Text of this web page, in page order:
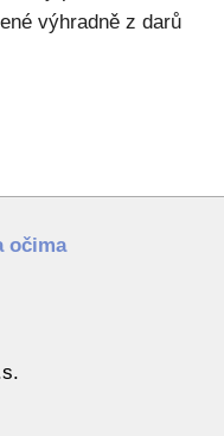
výhradně z darů
očima